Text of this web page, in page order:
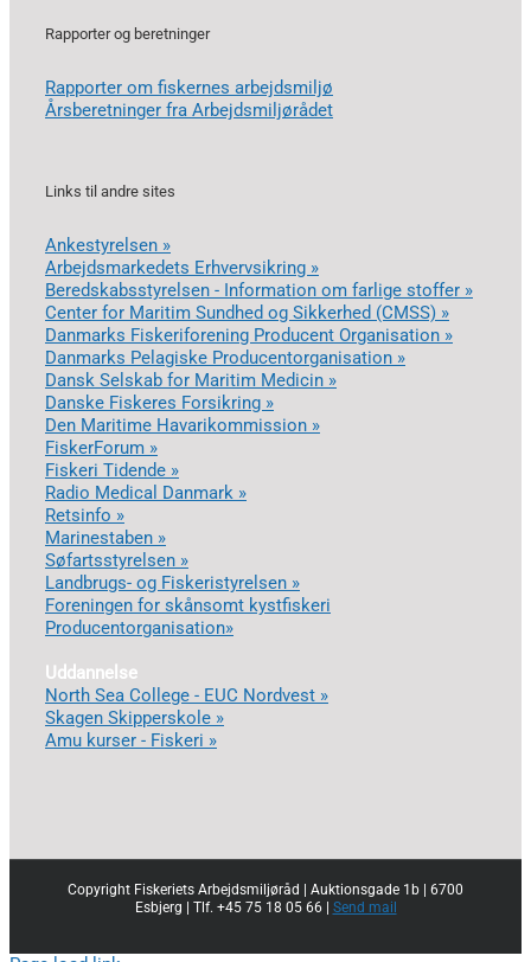
Rapporter og beretninger
Rapporter om fiskernes arbejdsmiljø
Årsberetninger fra Arbejdsmiljørådet
Links til andre sites
Ankestyrelsen »
Arbejdsmarkedets Erhvervsikring »
Beredskabsstyrelsen - Information om farlige stoffer »
Center for Maritim Sundhed og Sikkerhed (CMSS) »
Danmarks Fiskeriforening Producent Organisation »
Danmarks Pelagiske Producentorganisation »
Dansk Selskab for Maritim Medicin »
Danske Fiskeres Forsikring »
Den Maritime Havarikommission »
FiskerForum »
Fiskeri Tidende »
Radio Medical Danmark »
Retsinfo »
Marinestaben »
Søfartsstyrelsen »
Landbrugs- og Fiskeristyrelsen »
Foreningen for skånsomt kystfiskeri
Producentorganisation»
Uddannelse
North Sea College - EUC Nordvest »
Skagen Skipperskole »
Amu kurser - Fiskeri »
Copyright Fiskeriets Arbejdsmiljøråd | Auktionsgade 1b | 6700
Esbjerg | Tlf. +45 75 18 05 66 | Send mail